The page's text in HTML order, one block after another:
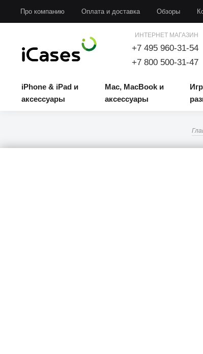
Про компанию Оплата и доставка Обзоры
ИНТЕРНЕТ МАГАЗИН
+7 495 960-31-54
+7 800 500-31-47
iPhone & iPad и
аксессуары
Mac, MacBook и
аксессуары